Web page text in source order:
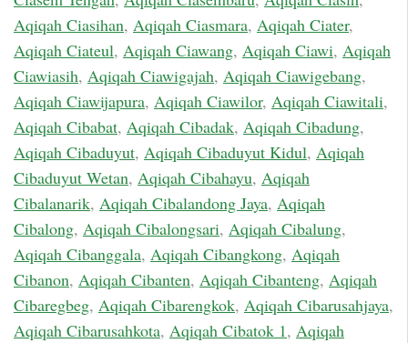
Aqiqah Ciasihan, Aqiqah Ciasmara, Aqiqah Ciater,
Aqiqah Ciateul, Aqiqah Ciawang, Aqiqah Ciawi, Aqiqah
Ciawiasih, Aqiqah Ciawigajah, Aqiqah Ciawigebang,
Aqiqah Ciawijapura, Aqiqah Ciawilor, Aqiqah Ciawitali,
Aqiqah Cibabat, Aqiqah Cibadak, Aqiqah Cibadung,
Aqiqah Cibaduyut, Aqiqah Cibaduyut Kidul, Aqiqah
Cibaduyut Wetan, Aqiqah Cibahayu, Aqiqah
Cibalanarik, Aqiqah Cibalandong Jaya, Aqiqah
Cibalong, Aqiqah Cibalongsari, Aqiqah Cibalung,
Aqiqah Cibanggala, Aqiqah Cibangkong, Aqiqah
Cibanon, Aqiqah Cibanten, Aqiqah Cibanteng, Aqiqah
Cibaregbeg, Aqiqah Cibarengkok, Aqiqah Cibarusahjaya,
Aqiqah Cibarusahkota, Aqiqah Cibatok 1, Aqiqah